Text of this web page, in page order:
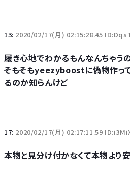
13: 2020/02/17(月) 02:15:28.45
履き心地でわかるもんなんちゃう
そもそもyeezyboostに偽物作っ
るのか知らんけど
17: 2020/02/17(月) 02:17:11.59
本物と見分け付かなくて本物より